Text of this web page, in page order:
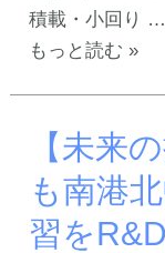
積載・小回り …
【試
催！】
咲
洲
もっと読む »
【未来
も南港
習を